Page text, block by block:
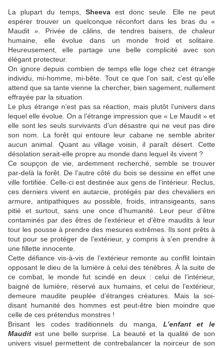
La plupart du temps, Sheevaest donc seule. Elle ne peut
espérer trouver un quelconque réconfort dans les bras du «
Maudit ». Privée de câlins, de tendres baisers, de chaleur
humaine, elle évolue dans un monde froid et solitaire.
Heureusement, elle partage une belle complicité avec son
élégant protecteur.
On ignore depuis combien de temps elle loge chez cet étrange
individu, mi-homme, mi-bête. Tout ce que l’on sait, c’est qu’elle
attend que sa tante vienne la chercher, bien sagement, nullement
effrayée par la situation.
Le plus étrange n’est pas sa réaction, mais plutôt l’univers dans
lequel elle évolue. On a l’étrange impression que « Le Maudit » et
elle sont les seuls survivants d’un désastre qui ne veut pas dire
son nom. La forêt qui entoure leur cabane ne semble abriter
aucun animal. Quant au village voisin, il paraît désert. Cette
désolation serait-elle propre au monde dans lequel ils vivent ?
Ce soupçon de vie, ardemment recherché, semble se trouver
par-delà la forêt. De l’autre côté du bois se dessine en effet une
ville fortifiée. Celle-ci est destinée aux gens de l’intérieur. Reclus,
ces derniers vivent en autarcie, protégés par des chevaliers en
armure, antipathiques au possible, froids, intransigeants, sans
pitié et surtout, sans une once d’humanité. Leur peur d’être
contaminés par des êtres de l’extérieur et d’être maudits à leur
tour les pousse à prendre des mesures extrêmes. Ils sont prêts à
tout pour se protéger de l’extérieur, y compris à s’en prendre à
une fillette innocente.
Cette défiance vis-à-vis de l’extérieur remonte au conflit lointain
opposant le dieu de la lumière à celui des ténèbres. À la suite de
ce combat, le monde fut scindé en deux : celui de l’intérieur,
baigné de lumière, réservé aux humains, et celui de l’extérieur,
demeure maudite peuplée d’étranges créatures. Mais la soi-
disant humanité des hommes est peut-être bien moindre que
celle de ces prétendus monstres !
Brisant les codes traditionnels du manga, L’enfant et le
Maudit est une belle surprise. La beauté et la qualité de son
univers visuel permettent de contrebalancer la noirceur de son